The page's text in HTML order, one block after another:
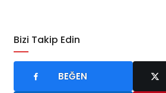
Bizi Takip Edin
BEĞEN